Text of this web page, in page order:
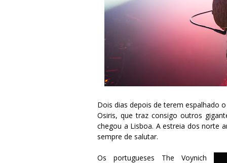
Dois dias depois de terem espalhado
Osiris, que traz consigo outros
chegou a Lisboa. A estreia dos norte
sempre de salutar.
Os portugueses The Voynich